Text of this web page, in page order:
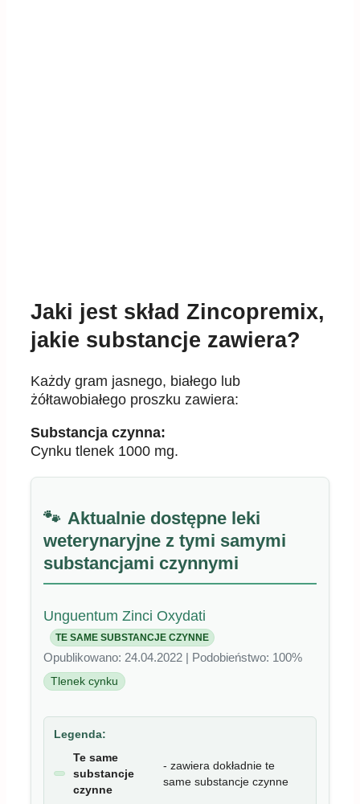
Jaki jest skład Zincopremix,
jakie substancje zawiera?
Każdy gram jasnego, białego lub
żółtawobiałego proszku zawiera:
Substancja czynna:
Cynku tlenek 1000 mg.
Aktualnie dostępne leki
weterynaryjne z tymi samymi
substancjami czynnymi
Unguentum Zinci Oxydati
TE SAME SUBSTANCJE CZYNNE
Opublikowano: 24.04.2022 | Podobieństwo: 100%
Tlenek cynku
Legenda:
Te same
substancje
czynne
- zawiera dokładnie te
same substancje czynne